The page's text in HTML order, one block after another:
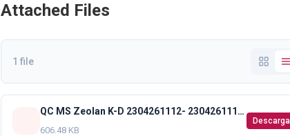
Attached Files
1 file
QC MS Zeolan K-D 2304261112- 2304261113- 2304261121- 2304271112.pdf
606.48 KB